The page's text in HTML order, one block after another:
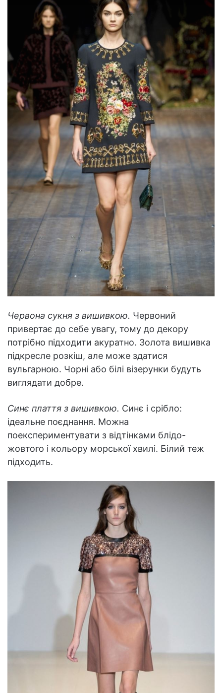
Червона сукня з вишивкою. Червоний
привертає до себе увагу, тому до декору
потрібно підходити акуратно. Золота вишивка
підкресле розкіш, але може здатися
вульгарною. Чорні або білі візерунки будуть
виглядати добре.
Синє плаття з вишивкою. Синє і срібло:
ідеальне поєднання. Можна
поекспериментувати з відтінками блідо-
жовтого і кольору морської хвилі. Білий теж
підходить.